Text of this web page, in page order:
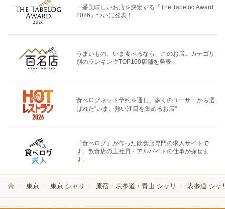
一番美味しいお店を決定する「The Tabelog Award
2026」ついに発表！
うまいもの、いま食べるなら、このお店。カテゴリ
別のランキングTOP100店舗を発表。
食べログネット予約を通じ、多くのユーザーから選
ばれた"いま、熱い注目を集めるお店"
「食べログ」が作った飲食店専門の求人サイトで
す。飲食店の正社員・アルバイトの仕事が探せま
す。
東京 東京 シャリ 原宿・表参道・青山 シャリ 表参道 シャ